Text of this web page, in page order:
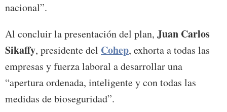
nacional”.
Al concluir la presentación del plan, Juan Carlos
Sikaffy, presidente del Cohep, exhorta a todas las
empresas y fuerza laboral a desarrollar una
“apertura ordenada, inteligente y con todas las
medidas de bioseguridad”.